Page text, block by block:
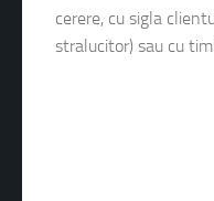
cerere, cu sigla
stralucitor) sau cu